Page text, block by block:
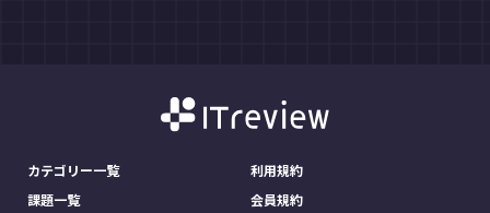
カテゴリー一覧
課題一覧
利用規約
会員規約